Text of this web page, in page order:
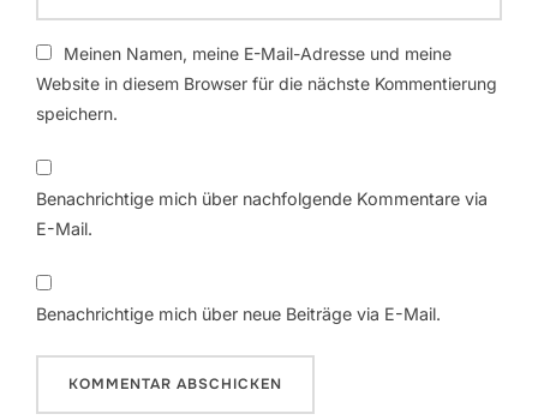
Meinen Namen, meine E-Mail-Adresse und meine
Website in diesem Browser für die nächste Kommentierung
speichern.
Benachrichtige mich über nachfolgende Kommentare via
E-Mail.
Benachrichtige mich über neue Beiträge via E-Mail.